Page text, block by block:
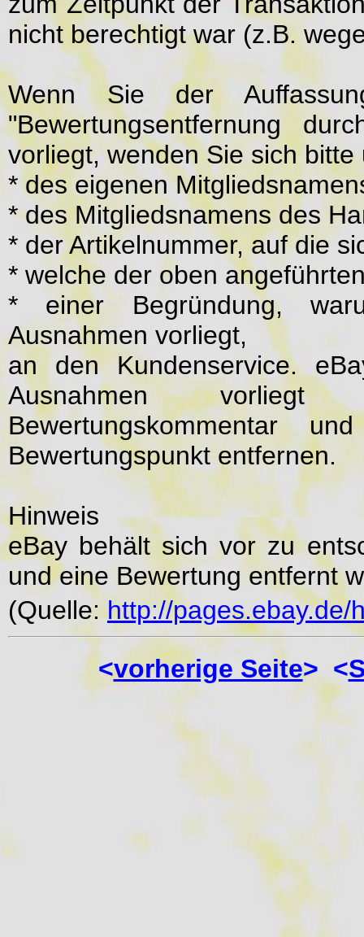
nicht berechtigt war (z.B.
Wenn Sie der
"Bewertungsentfernung
vorliegt, wenden Sie sich bitte
* des eigenen
* des Mitgliedsnamens des
* der Artikelnummer, auf die
* welche der oben
* einer Begründung,
Ausnahmen vorliegt,
an den Kundenservice.
Ausnahmen
Bewertungskommentar
Bewertungspunkt entfernen.
Hinweis
eBay behält sich vor zu
und eine Bewertung entfernt
(Quelle:http://pages.ebay.de/
<vorherige Seite> <